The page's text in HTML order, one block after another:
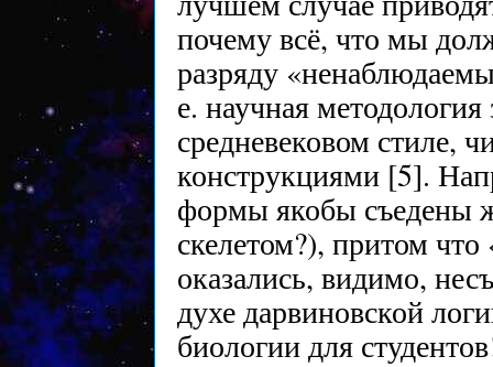
почему всё, что мы
разряду
е. научная
средневековом стиле,
конструкциями [5].
формы якобы съедены
скелетом?), притом
оказались, видимо,
духе дарвиновской
биологии для